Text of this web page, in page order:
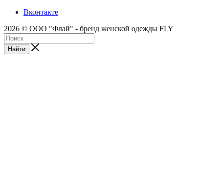
Вконтакте
2026 © ООО "Флай" - бренд женской одежды FLY
Найти